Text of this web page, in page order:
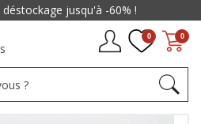
0
0
déstockage jusqu'à -60% !